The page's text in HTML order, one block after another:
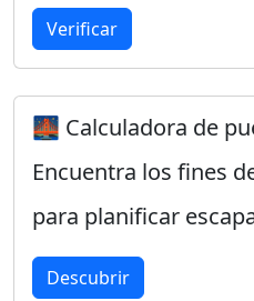
Verificar
🌉 Calculadora de
Encuentra los fines
para planificar
Descubrir